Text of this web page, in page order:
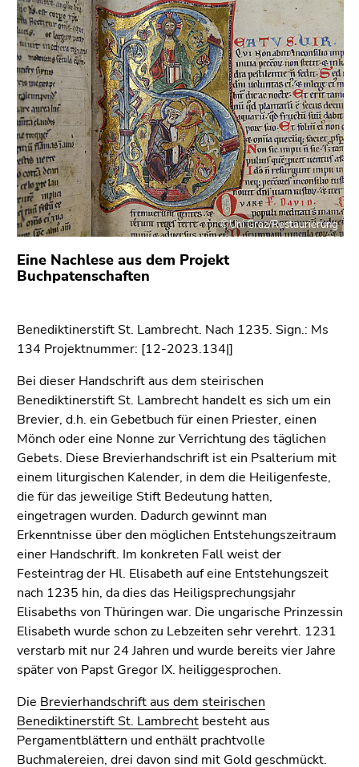
Go
to
contents
(Accesskey
1)
Go
to
position
marker
(Accesskey
2)
to
(Accesskey
3)
to
additional
information
(Accesskey
5)
Go
to
page
settings
(user/language)
(Accesskey
8)
Go
to
search
(Accesskey
page
sections
©Uni Graz/Restaurierung
Eine Nachlese aus dem Projekt
Buchpatenschaften
Benediktinerstift St. Lambrecht. Nach 1235. Sign.: Ms
134 Projektnummer: [12-2023.134|]
Bei dieser Handschrift aus dem steirischen
Benediktinerstift St. Lambrecht handelt es sich um ein
Brevier, d.h. ein Gebetbuch für einen Priester, einen
Mönch oder eine Nonne zur Verrichtung des täglichen
Gebets. Diese Brevierhandschrift ist ein Psalterium mit
einem liturgischen Kalender, in dem die Heiligenfeste,
die für das jeweilige Stift Bedeutung hatten,
eingetragen wurden. Dadurch gewinnt man
Erkenntnisse über den möglichen Entstehungszeitraum
einer Handschrift. Im konkreten Fall weist der
Festeintrag der Hl. Elisabeth auf eine Entstehungszeit
nach 1235 hin, da dies das Heiligsprechungsjahr
Elisabeths von Thüringen war. Die ungarische Prinzessin
Elisabeth wurde schon zu Lebzeiten sehr verehrt. 1231
verstarb mit nur 24 Jahren und wurde bereits vier Jahre
später von Papst Gregor IX. heiliggesprochen.
Die Brevierhandschrift aus dem steirischen
Benediktinerstift St. Lambrecht besteht aus
Pergamentblättern und enthält prachtvolle
Buchmalereien, drei davon sind mit Gold geschmückt.